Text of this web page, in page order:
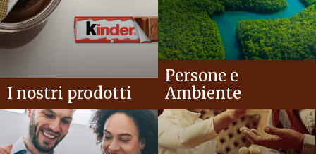
I nostri prodotti
Persone e
Ambiente